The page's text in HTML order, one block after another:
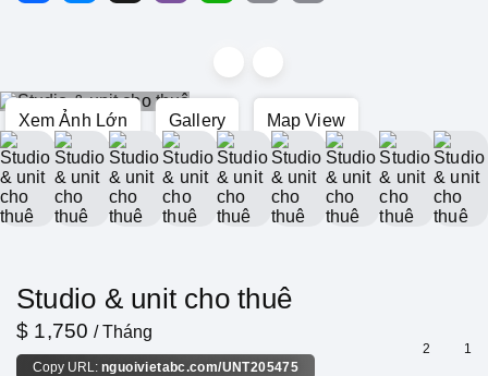
Xem Ảnh Lớn Gallery Map View
Studio & unit cho thuê
$ 1,750 / Tháng
2 1
Copy URL: nguoivietabc.com/UNT205475